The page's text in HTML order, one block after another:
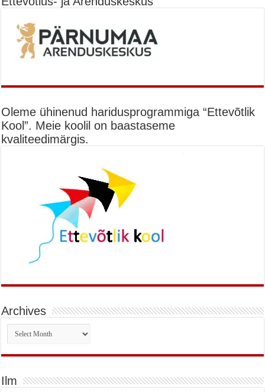
Oleme ühinenud haridusprogrammiga “Ettevõtlik
Kool”. Meie koolil on baastaseme
kvaliteedimärgis.
Archives
Archives
Ilm